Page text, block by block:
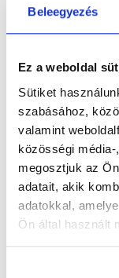
Beleegyezés
Ez a weboldal
Sütiket
szabásához,
valamint
közösségi
megosztjuk az
adatait, akik
adatokkal,
Ön által használt
Válassz